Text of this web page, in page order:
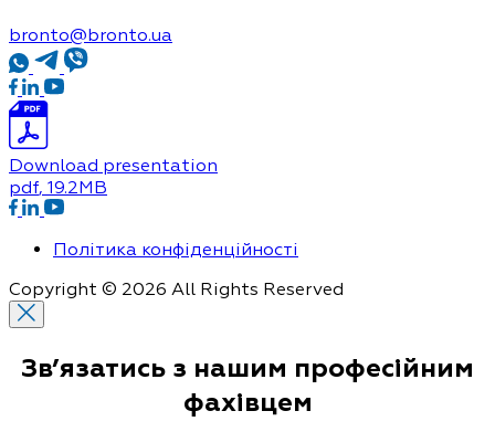
bronto@bronto.ua
Download presentation
pdf, 19.2MB
Політика конфіденційності
Copyright © 2026 All Rights Reserved
Зв’язатись з нашим професійним
фахівцем